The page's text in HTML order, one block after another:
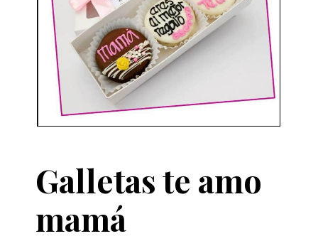
Galletas te amo
mamá